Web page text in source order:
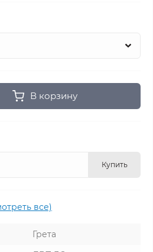
В корзину
Купить
все)
Грета